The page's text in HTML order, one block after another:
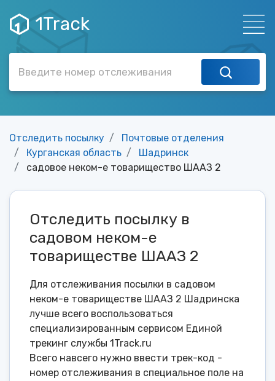
1Track
Отследить посылку
Почтовые отделения
Курганская область
Шадринск
садовое неком-е товарищество ШААЗ 2
Отследить посылку в
садовом неком-е
товариществе ШААЗ 2
Для отслеживания посылки в садовом
неком-е товариществе ШААЗ 2 Шадринска
лучше всего воспользоваться
специализированным сервисом Единой
трекинг службы 1Track.ru
Всего навсего нужно ввести трек-код -
номер отслеживания в специальное поле на